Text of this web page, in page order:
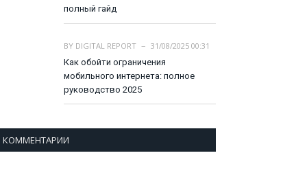
полный гайд
BY DIGITAL REPORT
31/08/2025 00:31
Как обойти ограничения
мобильного интернета: полное
руководство 2025
КОММЕНТАРИИ